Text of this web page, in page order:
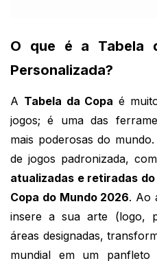
O que é a Tabela
Personalizada?
A Tabela da Copa é
jogos; é uma das
mais poderosas do
de jogos padronizada,
atualizadas e retiradas
Copa do Mundo 2026. Ao
insere a sua arte (logo,
áreas designadas,
mundial em um